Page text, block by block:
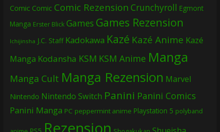
Comic Comic Comic Rezension Crunchyroll Egmont
Manga Erster Blick Games Games Rezension
Ichijinsha J.C. Staff Kadokawa Kazé Kazé Anime Kazé
Manga Kodansha KSM KSM Anime Manga
Manga Cult Manga Rezension Marvel
Nintendo Nintendo Switch Panini Panini Comics
Panini Manga PC peppermint anime Playstation 5 polyband
Rezension